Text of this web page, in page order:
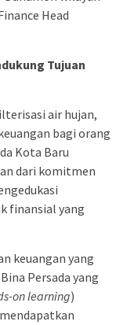
Head
Tujuan
air hujan,
bagi orang
Kota Baru
dari komitmen
finansial yang
keuangan yang
Persada yang
on learning)